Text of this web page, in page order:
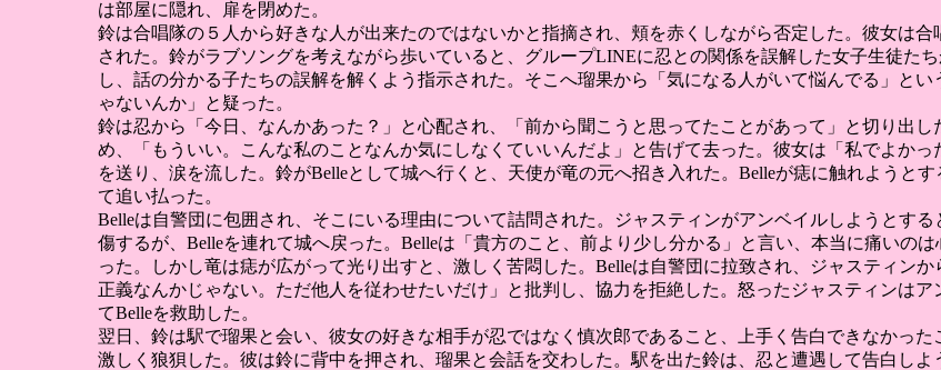
は部屋に隠れ、扉を閉めた。
鈴は合唱隊の５人から好きな人が出来たのではないかと指摘され、頬を赤くしながら否定した。彼女は
された。鈴がラブソングを考えながら歩いていると、グループLINEに忍との関係を誤解した女子生徒た
し、話の分かる子たちの誤解を解くよう指示された。そこへ瑠果から「気になる人がいて悩んでる」と
ゃないんか」と疑った。
鈴は忍から「今日、なんかあった？」と心配され、「前から聞こうと思ってたことがあって」と切り出
め、「もういい。こんな私のことなんか気にしなくていいんだよ」と告げて去った。彼女は「私でよか
を送り、涙を流した。鈴がBelleとして城へ行くと、天使が竜の元へ招き入れた。Belleが痣に触れようと
て追い払った。
Belleは自警団に包囲され、そこにいる理由について詰問された。ジャスティンがアンベイルしようとす
傷するが、Belleを連れて城へ戻った。Belleは「貴方のこと、前より少し分かる」と言い、本当に痛いの
った。しかし竜は痣が広がって光り出すと、激しく苦悶した。Belleは自警団に拉致され、ジャスティン
正義なんかじゃない。ただ他人を従わせたいだけ」と批判し、協力を拒絶した。怒ったジャスティンは
てBelleを救助した。
翌日、鈴は駅で瑠果と会い、彼女の好きな相手が忍ではなく慎次郎であること、上手く告白できなかっ
激しく狼狽した。彼は鈴に背中を押され、瑠果と会話を交わした。駅を出た鈴は、忍と遭遇して告白し